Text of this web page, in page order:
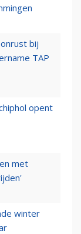
bij
TAP
opent
met
winter